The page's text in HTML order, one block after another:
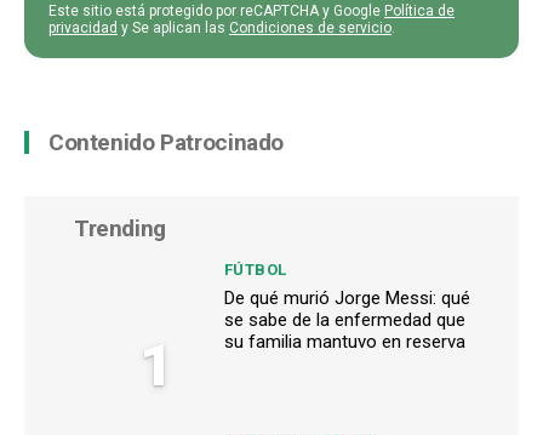
Este sitio está protegido por reCAPTCHA y Google Política de
privacidad y Se aplican las Condiciones de servicio
Contenido Patrocinado
Trending
1
FÚTBOL
De qué murió Jorge Messi: qué
se sabe de la enfermedad que
su familia mantuvo en reserva